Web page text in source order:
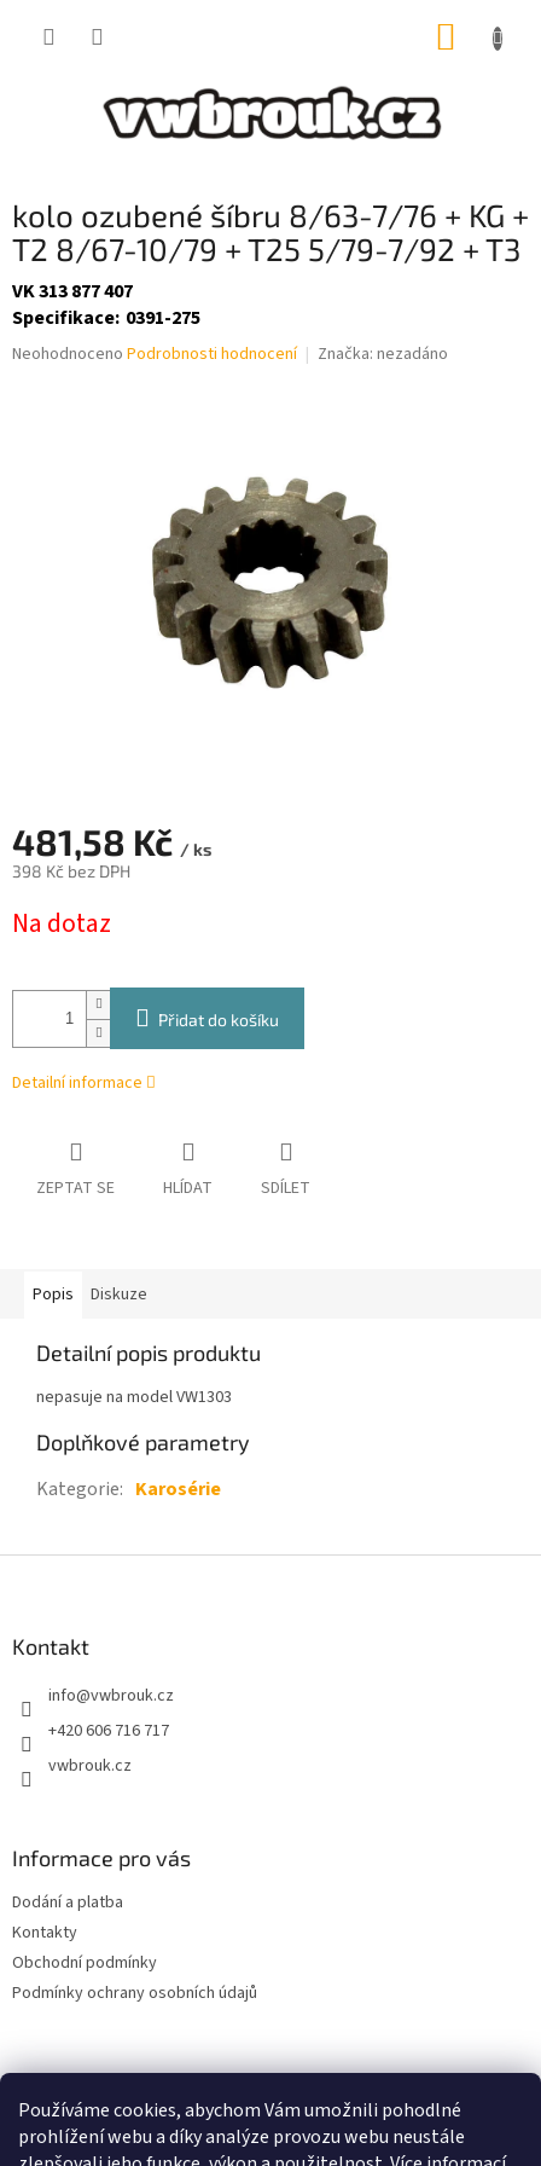
Používáme cookies, abychom Vám umožnili pohodlné
prohlížení webu a díky analýze provozu webu neustále
kolo ozubené šíbru 8/63-7/76 + KG +
T2 8/67-10/79 + T25 5/79-7/92 + T3
VK 313 877 407
Specifikace: 0391-275
Průměrné
Neohodnoceno Podrobnosti hodnocení Značka: nezadáno
481,58 Kč / ks
398 Kč bez DPH
cena:
Na dotaz
Přidat do košíku
Detailní informace
ZEPTAT SE HLÍDAT SDÍLET
Popis Diskuze
Detailní popis produktu
nepasuje na model VW1303
Doplňkové parametry
Kategorie: Karosérie
Kontakt
info@vwbrouk.cz
+420 606 716 717
vwbrouk.cz
Informace pro vás
Dodání a platba
Kontakty
Obchodní podmínky
Podmínky ochrany osobních údajů